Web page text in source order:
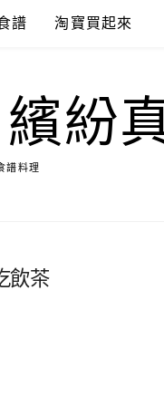
譜 淘寶買起來
紛
譜料理
飲茶